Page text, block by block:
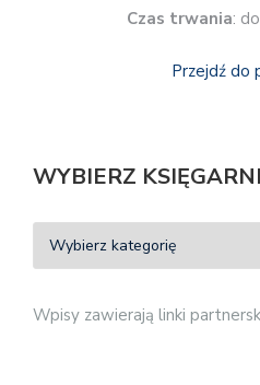
Czas trwania:
Przejdź do
WYBIERZ
Wpisy zawierają linki